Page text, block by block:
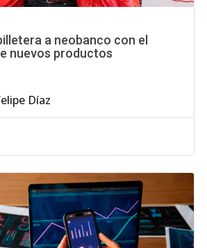
a neobanco con el
nuevos productos
Díaz